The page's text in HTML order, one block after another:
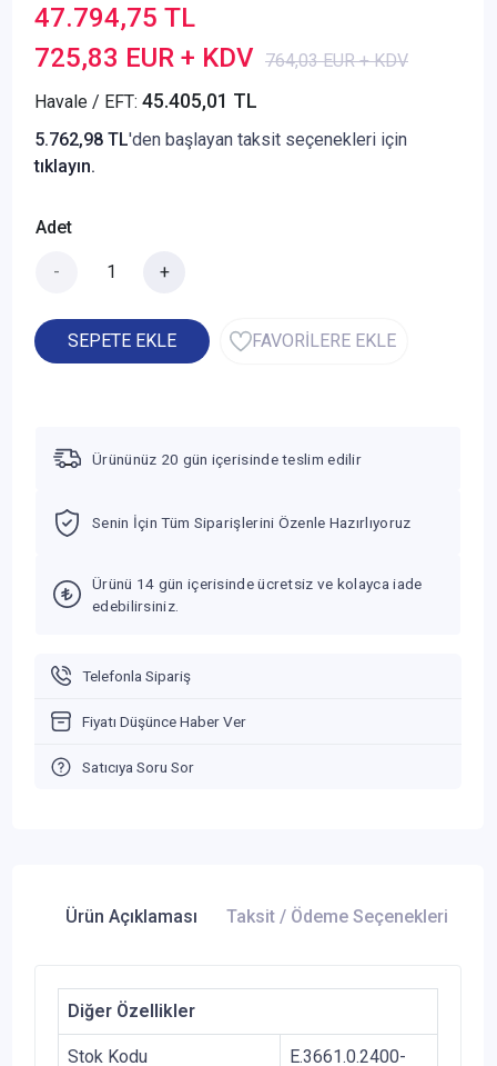
47.794,75 TL
725,83 EUR + KDV 764,03 EUR + KDV
Havale / EFT: 45.405,01 TL
5.762,98 TL'den başlayan taksit seçenekleri için
tıklayın.
Adet
- +
SEPETE EKLE FAVORİLERE EKLE
Ürününüz 20 gün içerisinde teslim edilir
Senin İçin Tüm Siparişlerini Özenle Hazırlıyoruz
Ürünü 14 gün içerisinde ücretsiz ve kolayca iade
edebilirsiniz.
Telefonla Sipariş
Fiyatı Düşünce Haber Ver
Satıcıya Soru Sor
Ürün Açıklaması Taksit / Ödeme Seçenekleri
Diğer Özellikler
Stok Kodu
E.3661.0.2400-